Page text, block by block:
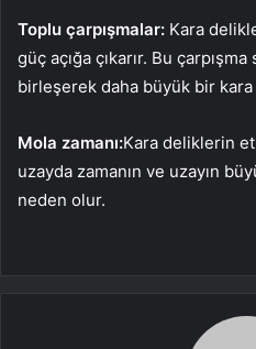
Toplu çarpışmalar: Kara
güç açığa çıkarır. Bu
birleşerek daha büyük bir
Mola zamanı:Kara deliklerin
uzayda zamanın ve uzayın
neden olur.